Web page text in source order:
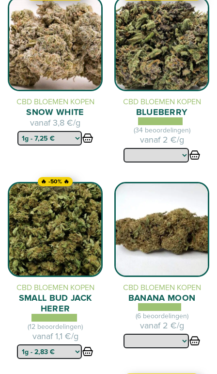
CBD BLOEMEN KOPEN
SNOW WHITE
vanaf 3,8 €/g
CBD BLOEMEN KOPEN
BLUEBERRY
(34 beoordelingen)
vanaf 2 €/g
🔥 -50% 🔥
CBD BLOEMEN KOPEN
SMALL BUD JACK
HERER
(12 beoordelingen)
vanaf1,1 €/g
CBD BLOEMEN KOPEN
BANANA MOON
(6 beoordelingen)
vanaf 2 €/g